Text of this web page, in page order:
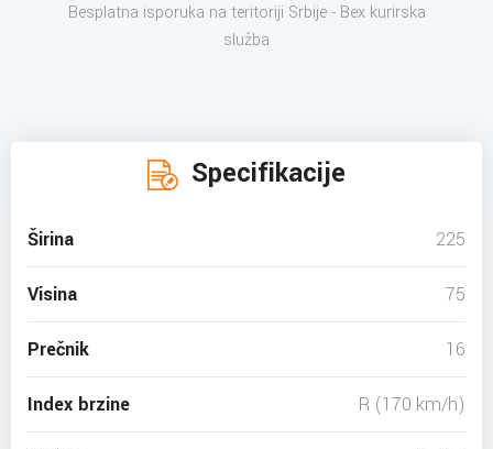
Besplatna isporuka na teritoriji Srbije - Bex kurirska
služba
Specifikacije
Širina 225
Visina 75
Prečnik 16
Index brzine R (170 km/h)